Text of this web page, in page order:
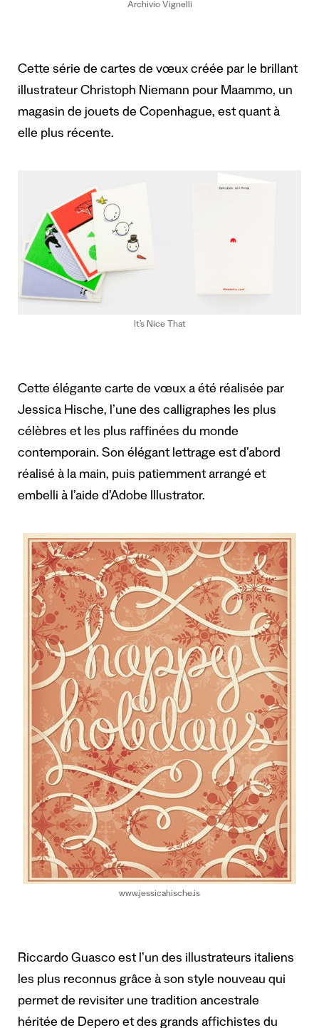
Archivio Vignelli
Cette série de cartes de vœux créée par le brillant
illustrateur Christoph Niemann pour Maammo, un
magasin de jouets de Copenhague, est quant à
elle plus récente.
It’s Nice That
Cette élégante carte de vœux a été réalisée par
Jessica Hische, l’une des calligraphes les plus
célèbres et les plus raffinées du monde
contemporain. Son élégant lettrage est d’abord
réalisé à la main, puis patiemment arrangé et
embelli à l’aide d’Adobe Illustrator.
www.jessicahische.is
Riccardo Guasco est l’un des illustrateurs italiens
les plus reconnus grâce à son style nouveau qui
permet de revisiter une tradition ancestrale
héritée de Depero et des grands affichistes du